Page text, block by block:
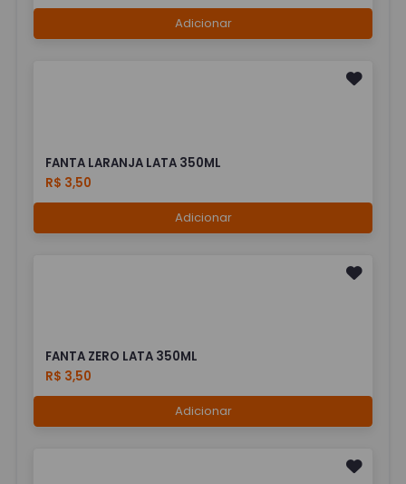
Adicionar
FANTA LARANJA LATA 350ML
R$ 3,50
Adicionar
FANTA ZERO LATA 350ML
R$ 3,50
Adicionar